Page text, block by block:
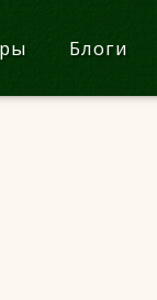
Блоги